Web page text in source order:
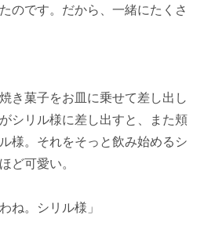
のです。だから、一緒にたくさ
き菓子をお皿に乗せて差し出し
シリル様に差し出すと、また頬
様。それをそっと飲み始めるシ
ど可愛い。
ね。シリル様」